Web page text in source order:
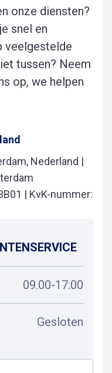
onze diensten?
snel en
veelgestelde
tussen? Neem
op, we helpen
Nederland |
| KvK-nummer:
09.00-17:00
Gesloten